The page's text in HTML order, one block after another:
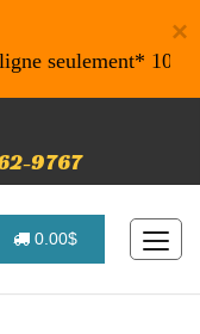
×
seulement* 10% de
9767
0.00$